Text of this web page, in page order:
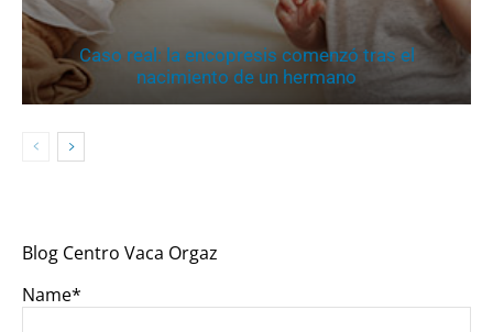
Caso real: la encopresis comenzó tras el
nacimiento de un hermano
Blog Centro Vaca Orgaz
Name*